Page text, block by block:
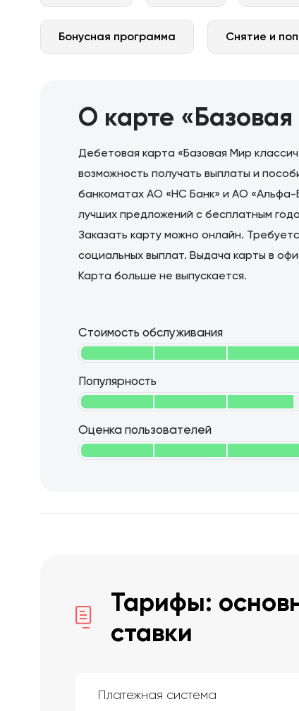
Бонусная программа Снятие и
О карте
Дебетовая карта «Базовая Мир
возможность получать выплаты и
банкоматах АО «НС Банк» и АО
лучших предложений с бесплатным
Заказать карту можно онлайн.
социальных выплат. Выдача карты в
Карта больше не выпускается.
Стоимость обслуживания
Популярность
Оценка пользователей
Тарифы:
ставки
Платежная система